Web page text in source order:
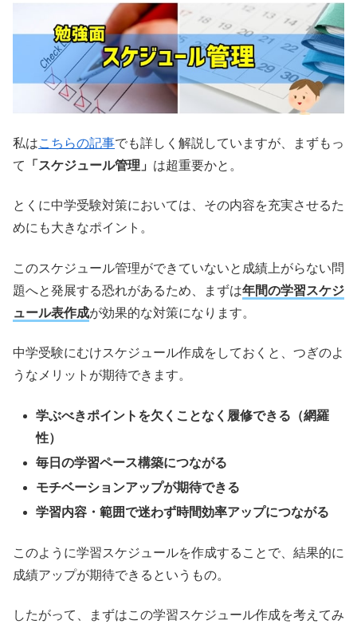
私はこちらの記事でも詳しく解説していますが、まずもっ
て
「スケジュール管理」 は超重要かと。
とくに中学受験対策においては、その内容を充実させるた
めにも大きなポイント。
このスケジュール管理ができていないと成績上がらない問
題へと発展する恐れがあるため、まずは年間の学習スケジ
ュール表作成が効果的な対策になります。
中学受験にむけスケジュール作成をしておくと、つぎのよ
うなメリットが期待できます。
学ぶべきポイントを欠くことなく履修できる（網羅
性）
毎日の学習ペース構築につながる
モチベーションアップが期待できる
学習内容・範囲で迷わず時間効率アップにつながる
このように学習スケジュールを作成することで、結果的に
成績アップが期待できるというもの。
したがって、まずはこの学習スケジュール作成を考えてみ